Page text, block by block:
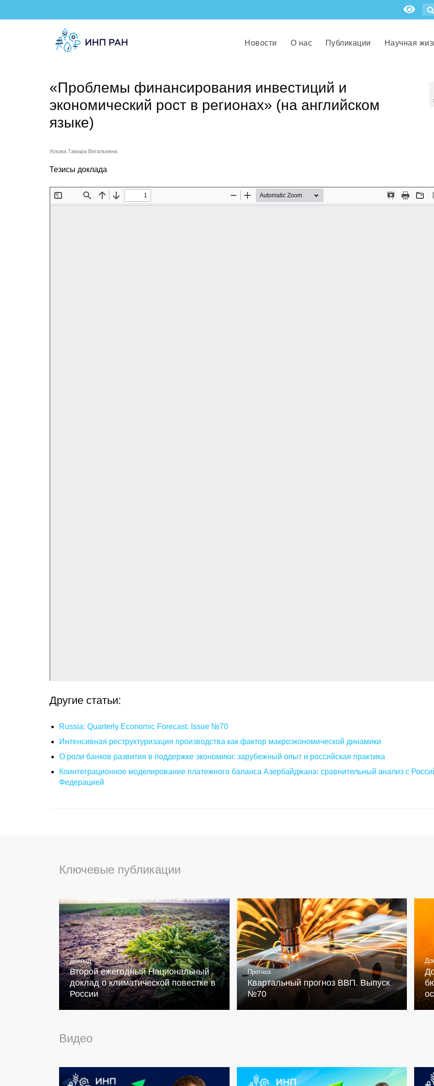
Новости О нас Публикации Научная
«Проблемы финансирования инвестиций и
экономический рост в регионах» (на английском
языке)
Ускова Тамара Витальевна
Тезисы доклада
Другие статьи:
Russia: Quarterly Economic Forecast. Issue №70
Интенсивная реструктуризация производства как фактор макроэкономической динамики
О роли банков развития в поддержке экономики: зарубежный опыт и российская практика
Коинтеграционное моделирование платежного баланса Азербайджана: сравнительный анализ с
Федерацией
Ключевые публикации
Доклад
Второй ежегодный Национальный
доклад о климатической повестке в
России
Прогноз
Квартальный прогноз ВВП. Выпуск
№70
Видео